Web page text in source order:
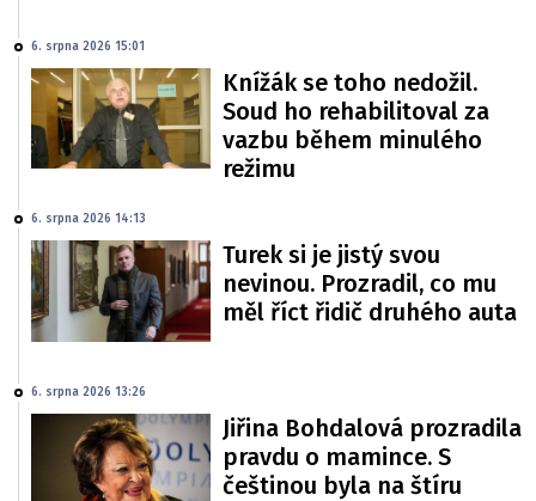
6. srpna 2026 15:01
Knížák se toho nedožil.
Soud ho rehabilitoval za
vazbu během minulého
režimu
6. srpna 2026 14:13
Turek si je jistý svou
nevinou. Prozradil, co mu
měl říct řidič druhého auta
6. srpna 2026 13:26
Jiřina Bohdalová prozradila
pravdu o mamince. S
češtinou byla na štíru